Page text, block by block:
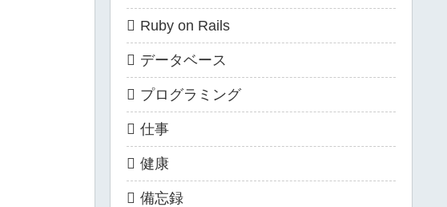
Ruby on Rails
データベース
プログラミング
仕事
健康
備忘録